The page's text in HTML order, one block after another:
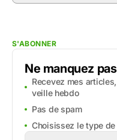
S'ABONNER
Ne manquez
Recevez mes
veille hebdo
Pas de spam
Choisissez le type